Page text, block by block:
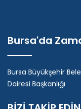
Bursa'da
Bursa Büyükşehir
Dairesi Başkanlığı